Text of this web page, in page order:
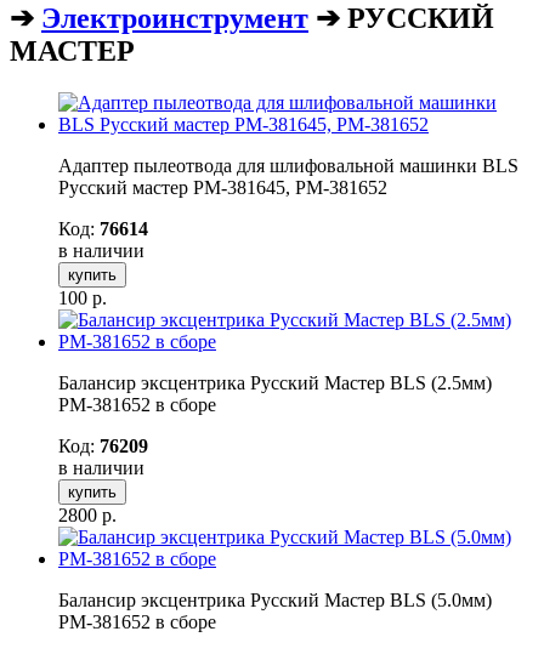
➔ Электроинструмент ➔ РУССКИЙ
МАСТЕР
Адаптер пылеотвода для шлифовальной машинки BLS
Русский мастер РМ-381645, РМ-381652
Код: 76614
в наличии
купить
100 р.
Балансир эксцентрика Русский Мастер BLS (2.5мм)
РМ-381652 в сборе
Код: 76209
в наличии
купить
2800 р.
Балансир эксцентрика Русский Мастер BLS (5.0мм)
РМ-381652 в сборе